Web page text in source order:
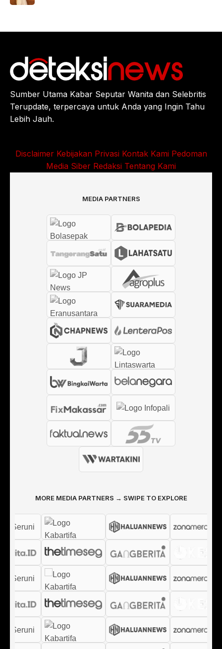
Sumber Utama Kabar Seputar Wanita dan Selebritis
Terupdate, terpercaya untuk Anda yang Ingin Tahu
Lebih Jauh.
Disclaimer Kebijakan Privasi Kontak Kami Pedoman
Media Siber Redaksi Tentang Kami
MEDIA PARTNERS
MORE MEDIA PARTNERS → SWIPE TO EXPLORE